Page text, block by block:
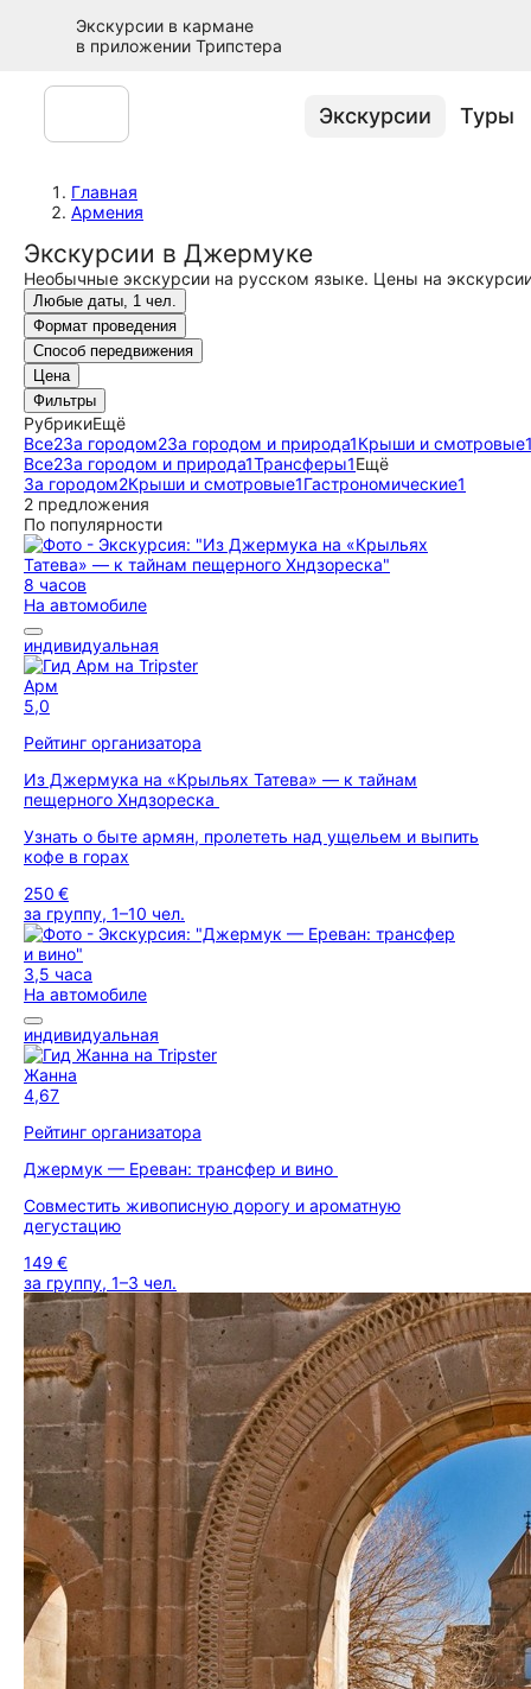
Экскурсии в кармане
в приложении Трипстера
Экскурсии Туры
Главная
Армения
Экскурсии в Джермуке
Необычные экскурсии на русском языке. Цены на
Любые даты, 1 чел.
Формат проведения
Способ передвижения
Цена
Фильтры
РубрикиЕщё
Все2За городом2За городом и природа1Крыши и смотровые
Все2За городом и природа1Трансферы1Ещё
За городом2Крыши и смотровые1Гастрономические1
2 предложения
По популярности
8 часов
На автомобиле
индивидуальная
Арм
5,0
Рейтинг организатора
Из Джермука на «Крыльях Татева» — к тайнам
пещерного Хндзореска
Узнать о быте армян, пролететь над ущельем и выпить
кофе в горах
250 €
за группу, 1–10 чел.
3,5 часа
На автомобиле
индивидуальная
Жанна
4,67
Рейтинг организатора
Джермук — Ереван: трансфер и вино
Совместить живописную дорогу и ароматную
дегустацию
149 €
за группу, 1–3 чел.